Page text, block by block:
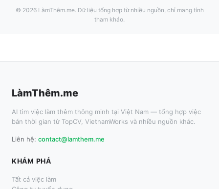
© 2026 LàmThêm.me. Dữ liệu tổng hợp từ nhiều nguồn, chỉ mang tính
tham khảo.
LàmThêm.me
AI tìm việc làm thêm thông minh tại Việt Nam — tổng hợp việc
bán thời gian từ TopCV, VietnamWorks và nhiều nguồn khác.
Liên hệ: contact@lamthem.me
KHÁM PHÁ
Tất cả việc làm